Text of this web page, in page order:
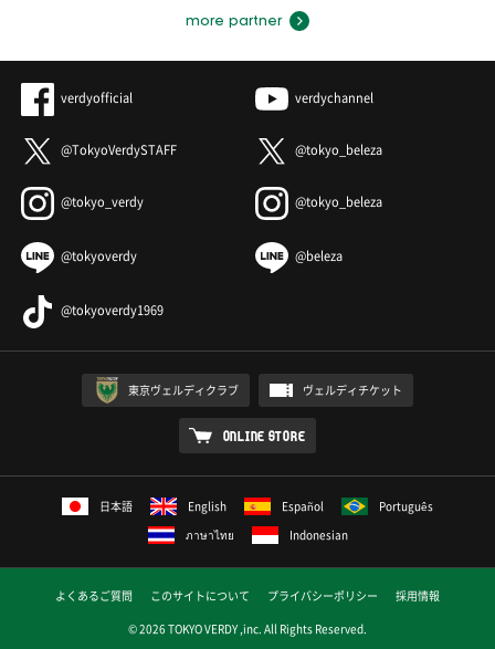
more partner
verdyofficial verdychannel
@TokyoVerdySTAFF @tokyo_beleza
@tokyo_verdy @tokyo_beleza
@tokyoverdy @beleza
@tokyoverdy1969
東京ヴェルディクラブ ヴェルディチケット
ONLINE STORE
日本語 English Español
Português
ภาษาไทย
Indonesian
よくあるご質問 このサイトについて プライバシーポリシー
採用情報
© 2026 TOKYO VERDY ,inc. All Rights Reserved.